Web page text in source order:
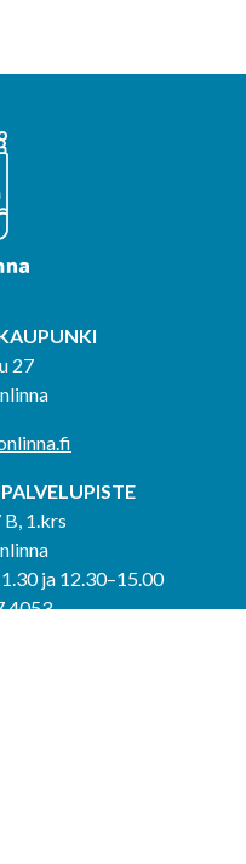
27
1.krs
ja 12.30–15.00
4053